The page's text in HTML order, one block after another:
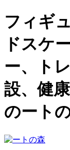
フィギ
ドスケ
ー、ト
設、健
のートの